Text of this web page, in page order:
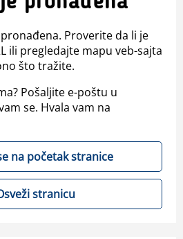
Proverite da li je
ili pregledajte mapu veb-sajta
što tražite.
Pošaljite e-poštu u
se. Hvala vam na
na početak stranice
stranicu